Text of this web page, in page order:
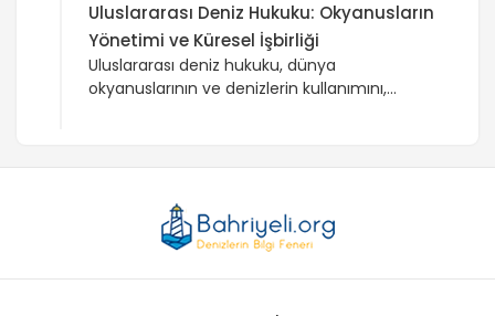
Uluslararası Deniz Hukuku: Okyanusların
Yönetimi ve Küresel İşbirliği
Uluslararası deniz hukuku, dünya
okyanuslarının ve denizlerin kullanımını,
Sözleşmesi (BMDHS), deniz hukukunun
temelini oluşturur ve deniz çevresinin
korunması, kaynakların yönetimi ve deniz
güvenliği gibi konuları kapsar. Bu yasal